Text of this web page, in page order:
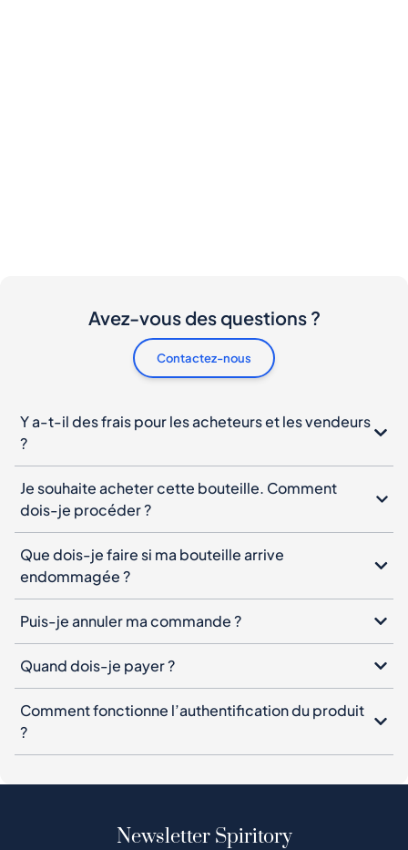
Avez-vous des questions ?
Contactez-nous
Y a-t-il des frais pour les acheteurs et les vendeurs
?
Je souhaite acheter cette bouteille. Comment
dois-je procéder ?
Que dois-je faire si ma bouteille arrive
endommagée ?
Puis-je annuler ma commande ?
Quand dois-je payer ?
Comment fonctionne l’authentification du produit
?
Newsletter Spiritory